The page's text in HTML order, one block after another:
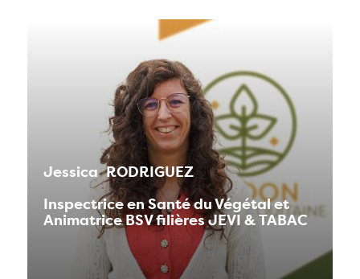
Jessica RODRIGUEZ
Inspectrice en Santé du Végétal et
Animatrice BSV filières JEVI & TABAC